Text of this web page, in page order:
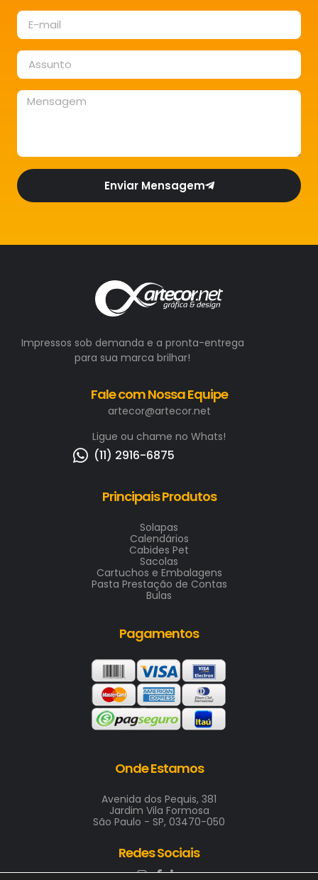
Enviar Mensagem
Impressos sob demanda e a pronta-entrega
para sua marca brilhar!
Fale com Nossa Equipe
artecor@artecor.net
Ligue ou chame no Whats!
(11) 2916-6875
Principais Produtos
Solapas
Calendários
Cabides Pet
Sacolas
Cartuchos e Embalagens
Pasta Prestação de Contas
Bulas
Pagamentos
Onde Estamos
Avenida dos Pequis, 381
Jardim Vila Formosa
São Paulo - SP, 03470-050
Redes Sociais